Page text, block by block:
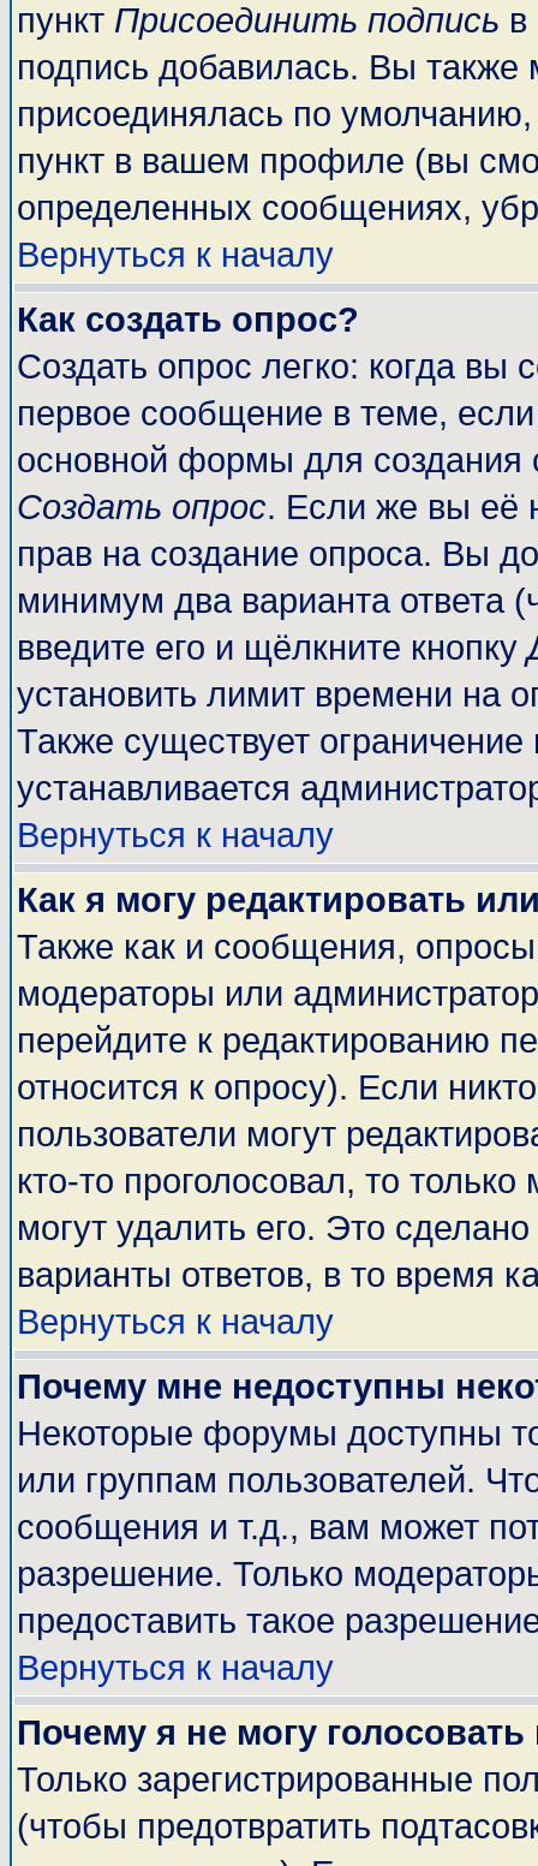
пункт Присоединить подпись
подпись добавилась. Вы также
присоединялась по
пункт в вашем профиле (вы
определенных сообщениях,
Вернуться к началу
Как создать опрос?
Создать опрос легко: когда вы
первое сообщение в теме,
основной формы для
Создать опрос. Если же вы её
прав на создание опроса. Вы
минимум два варианта ответа
введите его и щёлкните кнопку
установить лимит времени на
Также существует ограничение
устанавливается
Вернуться к началу
Как я могу редактировать
Также как и сообщения, опросы
модераторы или
перейдите к редактированию
относится к опросу). Если
пользователи могут
кто-то проголосовал, то
могут удалить его. Это
варианты ответов, в то время
Вернуться к началу
Почему мне недоступны
Некоторые форумы доступны
или группам пользователей.
сообщения и т.д., вам может
разрешение. Только
предоставить такое
Вернуться к началу
Почему я не могу
Только зарегистрированные
(чтобы предотвратить